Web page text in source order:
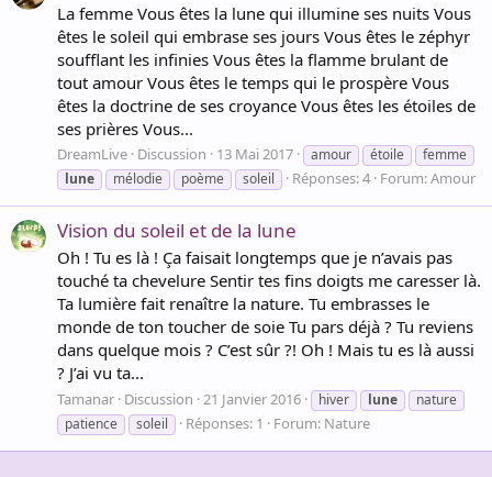
La femme Vous êtes la lune qui illumine ses nuits Vous
êtes le soleil qui embrase ses jours Vous êtes le zéphyr
soufflant les infinies Vous êtes la flamme brulant de
tout amour Vous êtes le temps qui le prospère Vous
êtes la doctrine de ses croyance Vous êtes les étoiles de
ses prières Vous...
DreamLive Discussion 13 Mai 2017 amour étoile
femme
lune
mélodie poème soleil Réponses: 4 Forum:Amour
Vision du soleil et de la lune
Oh ! Tu es là ! Ça faisait longtemps que je n’avais pas
touché ta chevelure Sentir tes fins doigts me caresser là.
Ta lumière fait renaître la nature. Tu embrasses le
monde de ton toucher de soie Tu pars déjà ? Tu reviens
dans quelque mois ? C’est sûr ?! Oh ! Mais tu es là aussi
? J’ai vu ta...
Tamanar Discussion 21 Janvier 2016 hiver lune
nature
patience
soleil Réponses: 1 Forum: Nature